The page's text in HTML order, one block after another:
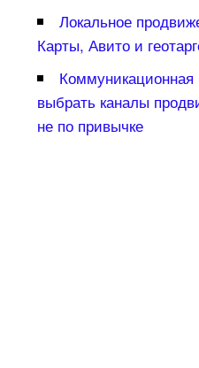
Локальное
Карты, Авито и
Коммуникационная
ыбрать каналы
не по привычке